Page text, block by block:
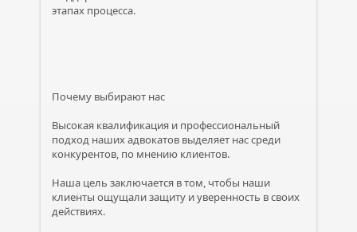
этапах процесса.
Почему выбирают нас
Высокая квалификация и профессиональный
подход наших адвокатов выделяет нас среди
конкурентов, по мнению клиентов.
Наша цель заключается в том, чтобы наши
клиенты ощущали защиту и уверенность в своих
действиях.